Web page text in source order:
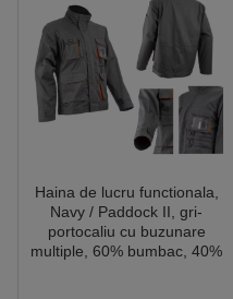
Haina de lucru functionala,
Navy / Paddock II, gri-
portocaliu cu buzunare
multiple, 60% bumbac, 40%